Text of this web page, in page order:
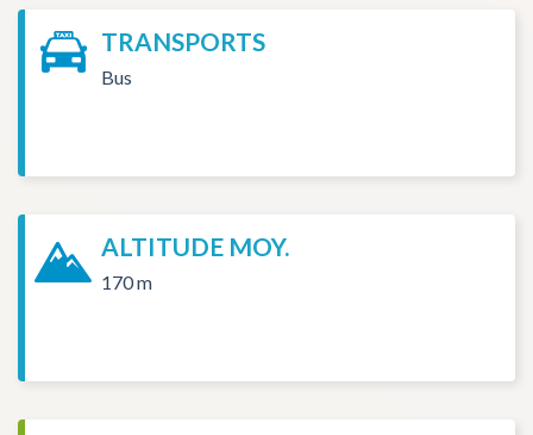
TRANSPORTS
Bus
ALTITUDE MOY.
170 m